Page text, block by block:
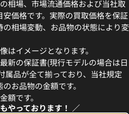
す
参考買取価格
360,000円
※2022年7月9日時点の参考買
相場、市場流通価格および当社取
価格です。実際の買取価格を保証
相場変動、お品物の状態により変
はイメージとなります。
新の保証書(現行モデルの場合は日
属品が全て揃っており、当社規定
お品物の金額です。
額です。
やっております！ ／